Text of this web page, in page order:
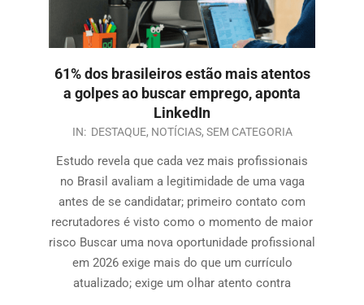
61% dos brasileiros estão mais atentos
a golpes ao buscar emprego, aponta
LinkedIn
IN: DESTAQUE, NOTÍCIAS, SEM CATEGORIA
Estudo revela que cada vez mais profissionais
no Brasil avaliam a legitimidade de uma vaga
antes de se candidatar; primeiro contato com
recrutadores é visto como o momento de maior
risco Buscar uma nova oportunidade profissional
em 2026 exige mais do que um currículo
atualizado; exige um olhar atento contra